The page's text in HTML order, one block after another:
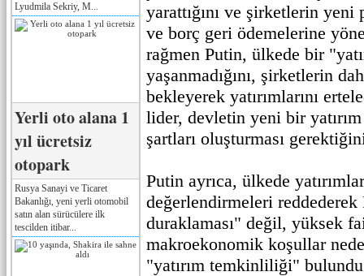
Lyudmila Sekriy, M...
Yerli oto alana 1
yıl ücretsiz
otopark
Rusya Sanayi ve Ticaret
Bakanlığı, yeni yerli otomobil
satın alan sürücülere ilk
tescilden itibar...
yarattığını ve şirketlerin
ve borç geri ödemelerine
rağmen Putin, ülkede bir
yaşanmadığını, şirketlerin
bekleyerek yatırımlarını
lider, devletin yeni bir
şartları oluşturması
Putin ayrıca, ülkede
değerlendirmeleri reddederek
duraklaması" değil, yüksek
makroekonomik koşullar
"yatırım temkinliliği"